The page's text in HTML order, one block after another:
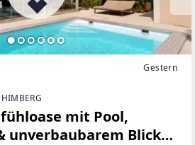
Gestern
mit Pool,
unverbaubarem Blick